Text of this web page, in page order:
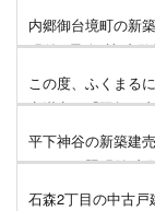
内郷御台境町の新
明付✖️最終1棟 内
この度、ふくまる
点満点の『羽賀万
平下神谷の新築建
ーテン・照明付 内
石森2丁目の中古